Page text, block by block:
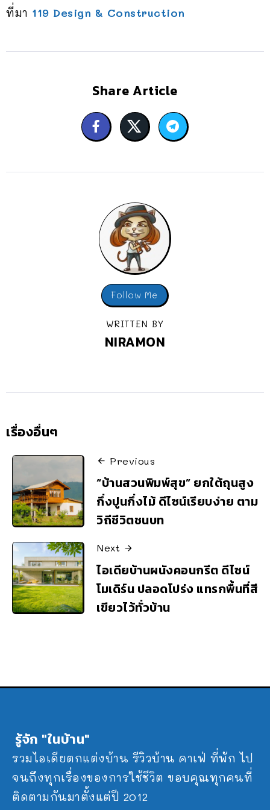
ที่มา 119 Design & Construction
Share Article
Follow Me
WRITTEN BY
NIRAMON
เรื่องอื่นๆ
Previous
“บ้านสวนพิมพ์สุข” ยกใต้ถุนสูง
กึ่งปูนกึ่งไม้ ดีไซน์เรียบง่าย ตาม
วิถีชีวิตชนบท
Next
ไอเดียบ้านผนังคอนกรีต ดีไซน์
โมเดิร์น ปลอดโปร่ง แทรกพื้นที่สี
เขียวไว้ทั่วบ้าน
รู้จัก "ในบ้าน"
รวมไอเดียตกแต่งบ้าน รีวิวบ้าน คาเฟ่ ที่พัก ไป
จนถึงทุกเรื่องของการใช้ชีวิต ขอบคุณทุกคนที่
ติดตามกันมาตั้งแต่ปี 2012